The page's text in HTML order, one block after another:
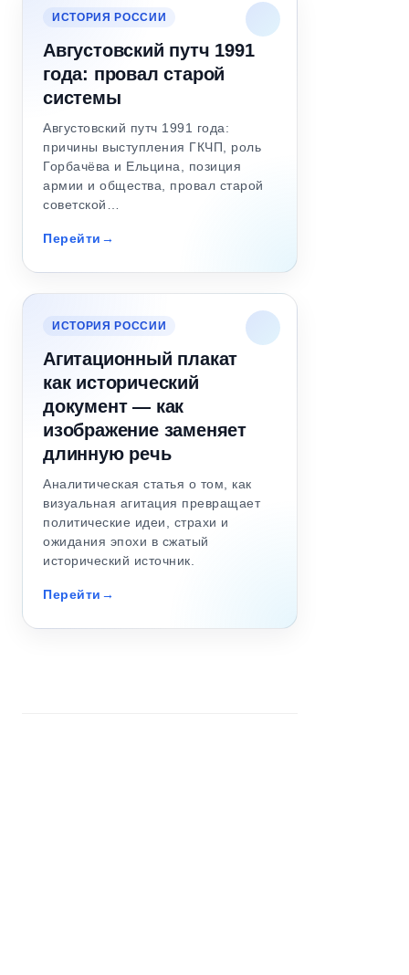
ИСТОРИЯ РОССИИ
Августовский путч 1991
года: провал старой
системы
Августовский путч 1991 года:
причины выступления ГКЧП, роль
Горбачёва и Ельцина, позиция
армии и общества, провал старой
советской…
Перейти
ИСТОРИЯ РОССИИ
Агитационный плакат
как исторический
документ — как
изображение заменяет
длинную речь
Аналитическая статья о том, как
визуальная агитация превращает
политические идеи, страхи и
ожидания эпохи в сжатый
исторический источник.
Перейти